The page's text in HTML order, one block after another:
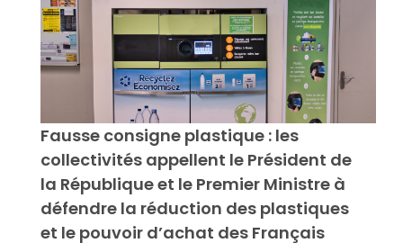
Fausse consigne plastique : les
collectivités appellent le Président de
la République et le Premier Ministre à
défendre la réduction des plastiques
et le pouvoir d’achat des Français